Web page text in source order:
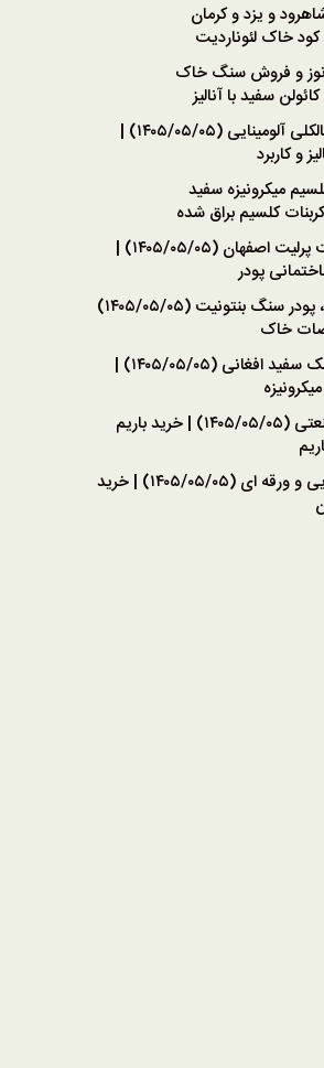
و یزد و کرمان
و فروش سنگ خاک
قیمت بالکلی و خاک بالکلی آلومینایی (۱۴۰۵/۰۵/۰۵) |
و کاربرد
میکرونیزه سفید
قیمت پرلیت فله قیمت پرلیت اصفهان (۱۴۰۵/۰۵/۰۵) |
پودر
قیمت بنتونیت گرانول، پودر سنگ بنتونیت (۱۴۰۵/۰۵/۰۵)
خاک
قیمت هر تن سنگ تالک سفید افغانی (۱۴۰۵/۰۵/۰۵) |
قیمت کربنات باریم صنعتی (۱۴۰۵/۰۵/۰۵) | خرید باریم
قیمت ورمیکولیت طلایی و ورقه ای (۱۴۰۵/۰۵/۰۵) | خرید